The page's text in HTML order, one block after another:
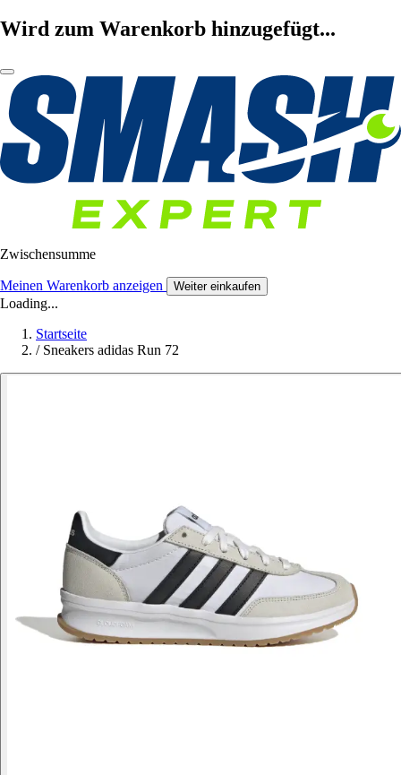
Wird zum Warenkorb hinzugefügt...
Zwischensumme
Meinen Warenkorb anzeigen Weiter einkaufen
Loading...
Startseite
/ Sneakers adidas Run 72